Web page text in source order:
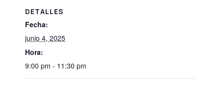
DETALLES
Fecha:
junio 4, 2025
Hora:
9:00 pm - 11:30 pm